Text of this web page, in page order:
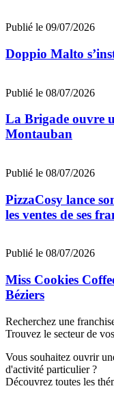
Publié le 09/07/2026
Doppio Malto
Publié le 08/07/2026
La Brigade ouvre
Montauban
Publié le 08/07/2026
PizzaCosy lance
les ventes de ses
Publié le 08/07/2026
Miss Cookies
Béziers
Recherchez une
Trouvez le secteur de
Vous souhaitez ouvrir
d'activité particulier ?
Découvrez toutes les